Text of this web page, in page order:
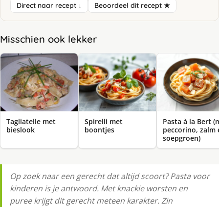
Direct naar recept ↓ Beoordeel dit recept ★
Misschien ook lekker
Tagliatelle met
bieslook
Spirelli met
boontjes
Pasta à la Bert
peccorino, zalm
soepgroen)
Op zoek naar een gerecht dat altijd scoort? Pasta voor
kinderen is je antwoord. Met knackie worsten en
puree krijgt dit gerecht meteen karakter. Zin